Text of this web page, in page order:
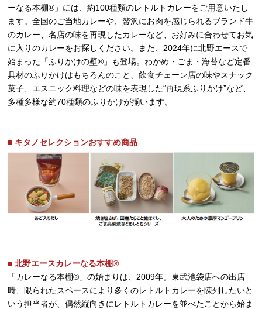
ーなる本棚®」には、約100種類のレトルトカレーをご用意いたし
ます。全国のご当地カレーや、贅沢にお肉を感じられるブランド牛
のカレー、名店の味を再現したカレーなど、お好みに合わせてお気
に入りのカレーをお探しください。また、2024年に北野エースで
始まった「ふりかけの壁®」も登場。わかめ・ごま・海苔など定番
具材のふりかけはもちろんのこと、飲食チェーン店の味やスナック
菓子、エスニック料理などの味を表現した“再現系ふりかけ”など、
多種多様な約70種類のふりかけが揃います。
■ キタノセレクションおすすめ商品
■ 北野エースカレーなる本棚®
「カレーなる本棚®」の始まりは、2009年。東武池袋店への出店
時、限られたスペースにより多くのレトルトカレーを陳列したいと
いう担当者が、偶然縦向きにレトルトカレーを並べたことから始ま